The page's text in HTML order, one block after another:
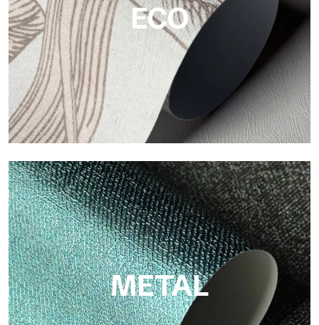
ECO
ECO
Eco von Tecnografica ist die ökologische Tapete aus
Zellulosefaser: nachhaltige Unterstützung, ohne PVC, mit
hellen Farben und hoher Qualität.
METAL